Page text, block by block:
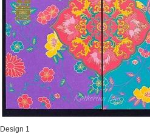
Design 1